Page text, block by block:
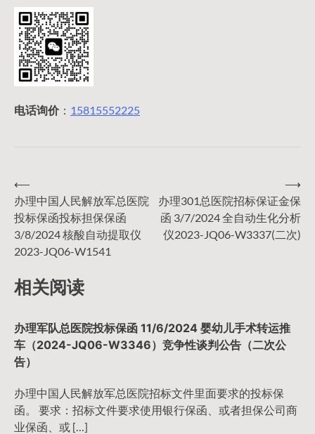
电话询价： 15815552225
文
章
导
⟵
办理中国人民解放军总医院
投标保函投标担保保函
3/8/2024 核酸自动提取仪
2023-JQ06-W1541
办理301总医院招标保证金保
函 3/7/2024 全自动生化分析
仪2023-JQ06-W3337(二次)
⟶
相关阅读
办理军队总医院投标保函 11/6/2024 婴幼儿手术转运推
车（2024-JQ06-W3346）竞争性谈判公告（二次公
告）
办理中国人民解放军总医院招标文件里面要求的投标保
函。 要求：招标文件要求使用银行保函、或者担保公司商
业保函、或 […]